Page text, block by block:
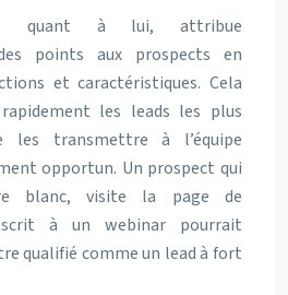
quant à lui, attribue
points aux prospects en
et caractéristiques. Cela
les leads les plus
les transmettre à l’équipe
opportun. Un prospect qui
blanc, visite la page de
à un webinar pourrait
qualifié comme un lead à fort